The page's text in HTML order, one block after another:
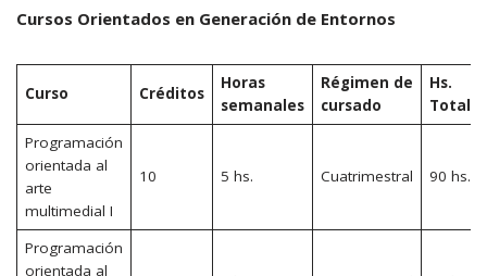
Cursos Orientados en Generación de Entornos
Curso Créditos
Horas
semanales
Régimen de
cursado
Hs.
Totales
Programación
orientada al
arte
multimedial I
10 5 hs. Cuatrimestral 90 hs.
Programación
orientada al